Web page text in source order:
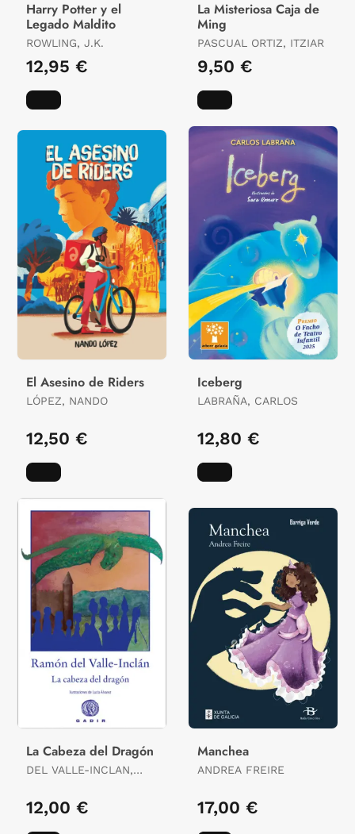
Harry Potter y el
Legado Maldito
ROWLING, J.K.
12,95 €
La Misteriosa Caja de
Ming
PASCUAL ORTIZ, ITZIAR
9,50 €
El Asesino de Riders
LÓPEZ, NANDO
12,50 €
Iceberg
LABRAÑA, CARLOS
12,80 €
La Cabeza del Dragón
DEL VALLE-INCLAN,
12,00 €
Manchea
ANDREA FREIRE
17,00 €